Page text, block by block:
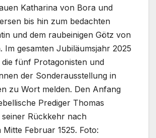
Katharina von Bora und
bis hin zum bedachten
und dem raubeinigen Götz von
Im gesamten Jubiläumsjahr 2025
fünf Protagonisten und
der Sonderausstellung in
zu Wort melden. Den Anfang
Prediger Thomas
Rückkehr nach
Februar 1525. Foto: